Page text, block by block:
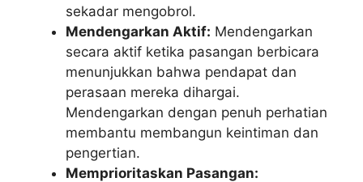
sekadar mengobrol.
Mendengarkan Aktif: Mendengarkan
secara aktif ketika pasangan berbicara
menunjukkan bahwa pendapat dan
perasaan mereka dihargai.
Mendengarkan dengan penuh perhatian
membantu membangun keintiman dan
pengertian.
Memprioritaskan Pasangan: